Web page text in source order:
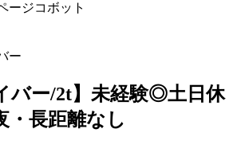
ージコボット
ー
バー/2t】未経験◎土日休
・長距離なし